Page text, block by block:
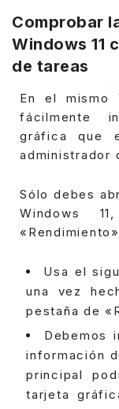
Comprobar
Windows 11
de tareas
En el mismo
fácilmente
gráfica que
administrador
Sólo debes
Windows
Usa el
una vez
pestaña de
Debemos
información
principal
tarjeta